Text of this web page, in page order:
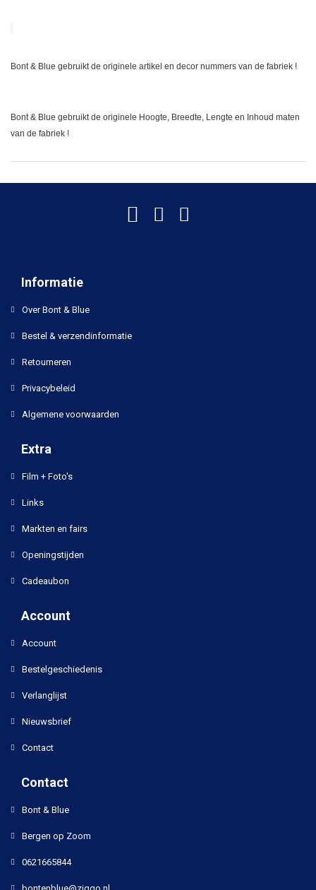
Bont & Blue gebruikt de originele artikel en decor nummers van de fabriek !
Bont & Blue gebruikt de originele Hoogte, Breedte, Lengte en Inhoud maten
van de fabriek !
Informatie
Over Bont & Blue
Bestel & verzendinformatie
Retourneren
Privacybeleid
Algemene voorwaarden
Extra
Film + Foto's
Links
Markten en fairs
Openingstijden
Cadeaubon
Account
Account
Bestelgeschiedenis
Verlanglijst
Nieuwsbrief
Contact
Contact
Bont & Blue
Bergen op Zoom
0621665844